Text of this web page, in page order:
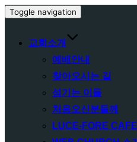
Toggle navigation
교회소개
예배안내
찾아오시는 길
섬기는 이들
처음오신분들께
LUCE-FORE CAFE